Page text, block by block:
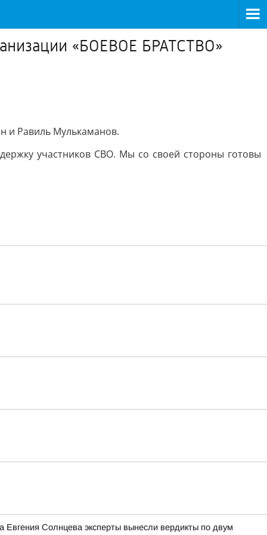
«БОЕВОЕ БРАТСТВО»
и Равиль Мулькаманов.
участников СВО. Мы со своей стороны готовы
Евгения Солнцева эксперты вынесли вердикты по двум